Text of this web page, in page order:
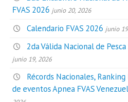
FVAS 2026 junio 20, 2026
Calendario FVAS 2026 junio
2da Válida Nacional de
junio 19, 2026
Récords Nacionales,
de eventos Apnea FVAS